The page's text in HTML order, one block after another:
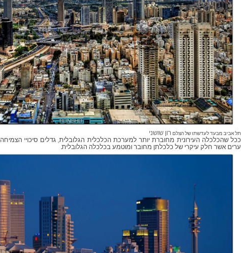
תל אביב מבעד לעדשתו של הצלם רון שושני
ככל שהכלכלה העירונית מחוברת יותר למערכת הכלכלית הגלובלית, גדלים סיכויי
ערים אשר חלק עיקרי של כלכלתן מחובר ומוטמע בכלכלה הגלובלית.